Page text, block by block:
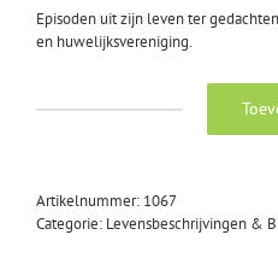
Episoden uit zijn leven ter
en huwelijksvereniging.
der:
Eben-
Artikelnummer: 1067
Categorie: Levensbeschrijvingen &